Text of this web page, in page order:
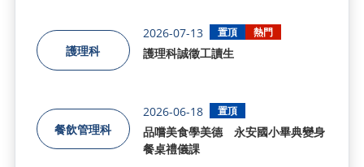
護理科
2026-07-13 置頂 熱門
護理科誠徵工讀生
餐飲管理科
2026-06-18 置頂
品嚐美食學美德 永安國小畢典變身
餐桌禮儀課